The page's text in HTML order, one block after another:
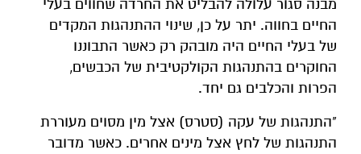
מבנה סגור עלולה להבליט את החרדה שחווים בעלי
החיים בחווה. יתר על כן, שינוי ההתנהגות המקדים
של בעלי החיים היה מובהק רק כאשר התבוננו
החוקרים בהתנהגות הקולקטיבית של הכבשים,
הפרות והכלבים גם יחד.
"התנהגות של עקה (סטרס) אצל מין מסוים מעוררת
התנהגות של לחץ אצל מינים אחרים. כאשר מדובר